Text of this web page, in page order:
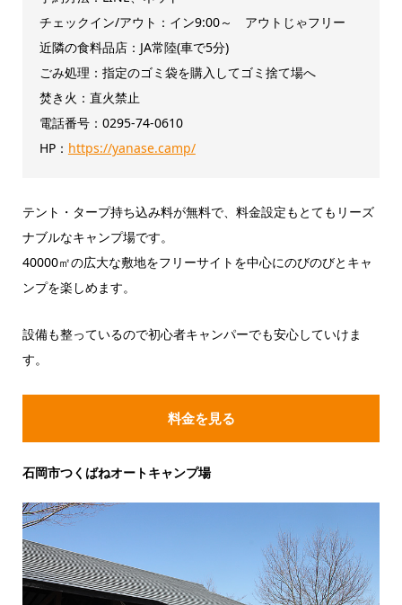
チェックイン/アウト：イン9:00～ アウトじゃフリー
近隣の食料品店：JA常陸(車で5分)
ごみ処理：指定のゴミ袋を購入してゴミ捨て場へ
焚き火：直火禁止
電話番号：0295-74-0610
HP： https://yanase.camp/
テント・タープ持ち込み料が無料で、料金設定もとてもリーズ
ナブルなキャンプ場です。
40000㎡の広大な敷地をフリーサイトを中心にのびのびとキャ
ンプを楽しめます。
設備も整っているので初心者キャンパーでも安心していけま
す。
料金を見る
石岡市つくばねオートキャンプ場